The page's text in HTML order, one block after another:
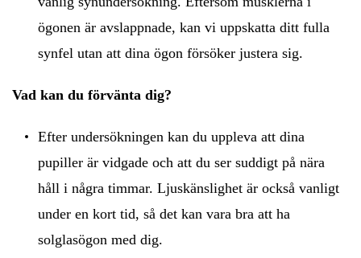
ögonen är avslappnade, kan vi uppskatta ditt fulla
synfel utan att dina ögon försöker justera sig.
Vad kan du förvänta dig?
Efter undersökningen kan du uppleva att dina
pupiller är vidgade och att du ser suddigt på nära
håll i några timmar. Ljuskänslighet är också vanligt
under en kort tid, så det kan vara bra att ha
solglasögon med dig.